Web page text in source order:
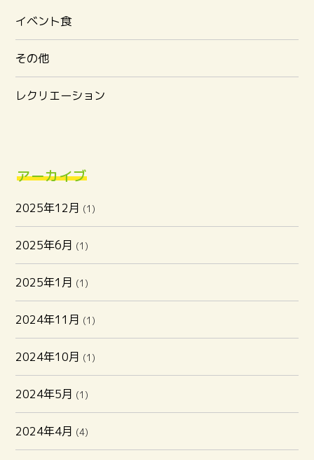
イベント食
その他
レクリエーション
アーカイブ
2025年12月 (1)
2025年6月 (1)
2025年1月 (1)
2024年11月 (1)
2024年10月 (1)
2024年5月 (1)
2024年4月 (4)